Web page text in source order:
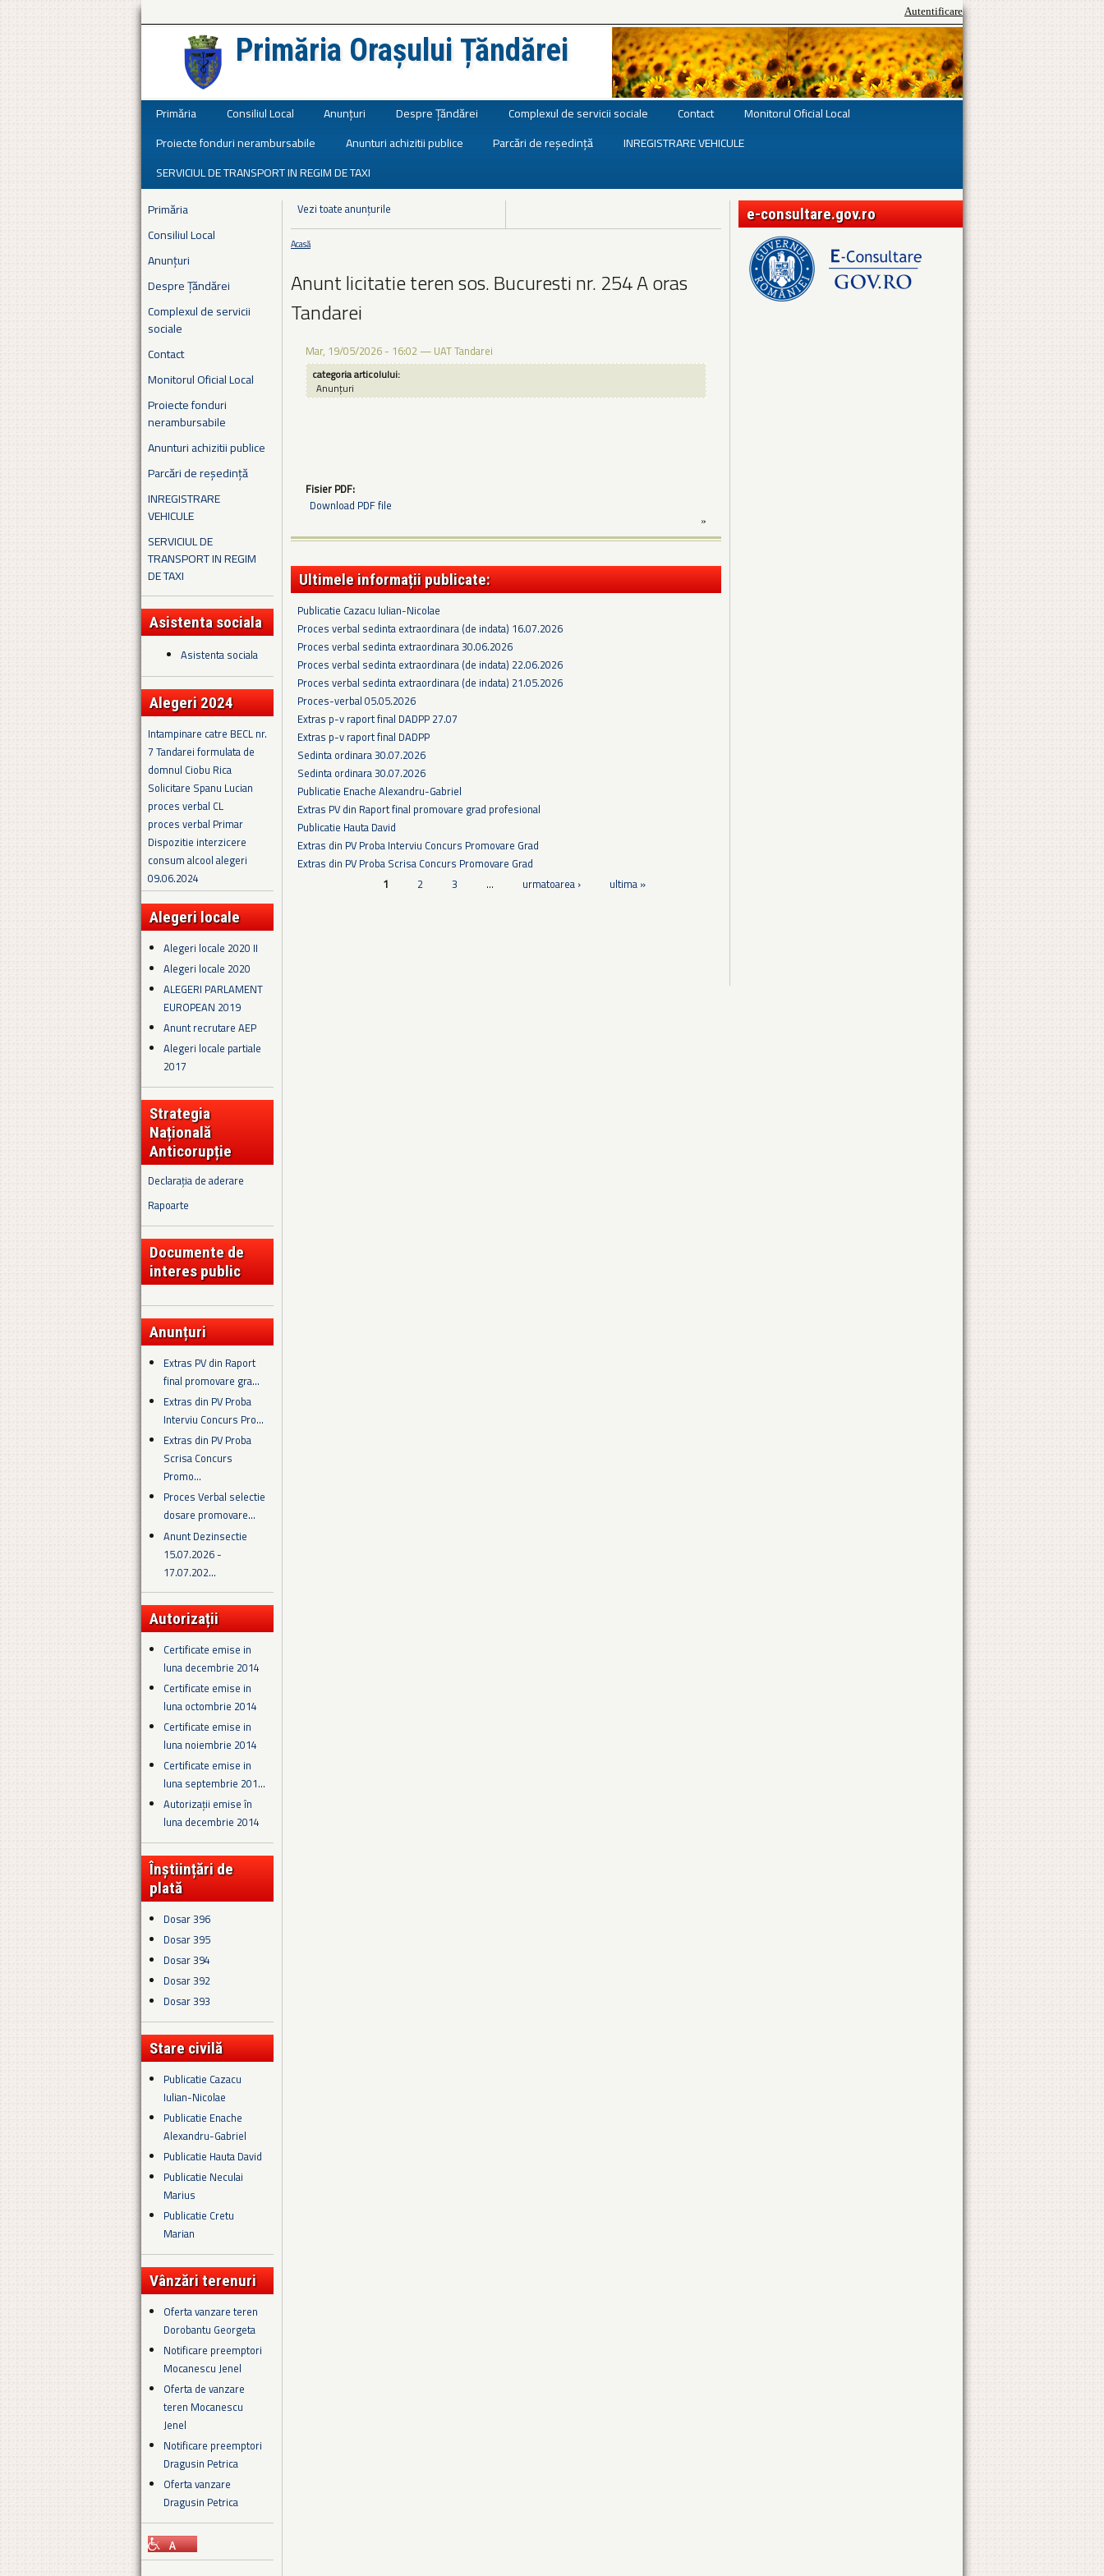
Autentificare
Primăria Orașului Țăndărei
Primăria Consiliul Local Anunțuri Despre Țăndărei Complexul de servicii sociale Contact
Monitorul Oficial Local
Proiecte fonduri nerambursabile
Anunturi achizitii publice Parcări de reședință
INREGISTRARE VEHICULE
SERVICIUL DE TRANSPORT IN REGIM DE TAXI
Primăria
Consiliul Local
Anunțuri
Despre Țăndărei
Complexul de servicii
sociale
Contact
Monitorul Oficial Local
Proiecte fonduri
nerambursabile
Anunturi achizitii publice
Parcări de reședință
INREGISTRARE
VEHICULE
SERVICIUL DE
TRANSPORT IN REGIM
DE TAXI
Asistenta sociala
Asistenta sociala
Alegeri 2024
Intampinare catre BECL nr.
7 Tandarei formulata de
domnul Ciobu Rica
Solicitare Spanu Lucian
proces verbal CL
proces verbal Primar
Dispozitie interzicere
consum alcool alegeri
09.06.2024
Alegeri locale
Alegeri locale 2020 II
Alegeri locale 2020
ALEGERI PARLAMENT
EUROPEAN 2019
Anunt recrutare AEP
Alegeri locale partiale
2017
Strategia
Națională
Anticorupție
Declarația de aderare
Rapoarte
Documente de
interes public
Anunțuri
Extras PV din Raport
final promovare gra...
Extras din PV Proba
Interviu Concurs Pro...
Extras din PV Proba
Scrisa Concurs
Promo...
Proces Verbal selectie
dosare promovare...
Anunt Dezinsectie
15.07.2026 -
17.07.202...
Autorizații
Certificate emise in
luna decembrie 2014
Certificate emise in
luna octombrie 2014
Certificate emise in
luna noiembrie 2014
Certificate emise in
luna septembrie 201...
Autorizații emise în
luna decembrie 2014
Înștiințări de
plată
Dosar 396
Dosar 395
Dosar 394
Dosar 392
Dosar 393
Stare civilă
Publicatie Cazacu
Iulian-Nicolae
Publicatie Enache
Alexandru-Gabriel
Publicatie Hauta David
Publicatie Neculai
Marius
Publicatie Cretu
Marian
Vânzări terenuri
Oferta vanzare teren
Dorobantu Georgeta
Notificare preemptori
Mocanescu Jenel
Oferta de vanzare
teren Mocanescu
Jenel
Notificare preemptori
Dragusin Petrica
Oferta vanzare
Dragusin Petrica
Vezi toate anunțurile
Eşti aici
Acasă
Anunt licitatie teren sos. Bucuresti nr. 254 A oras
Tandarei
Mar, 19/05/2026 - 16:02 — UAT Tandarei
categoria articolului:
Anunțuri
Fisier PDF:
Download PDF file
»
Ultimele informații publicate:
Publicatie Cazacu Iulian-Nicolae
Proces verbal sedinta extraordinara (de indata) 16.07.2026
Proces verbal sedinta extraordinara 30.06.2026
Proces verbal sedinta extraordinara (de indata) 22.06.2026
Proces verbal sedinta extraordinara (de indata) 21.05.2026
Proces-verbal 05.05.2026
Extras p-v raport final DADPP 27.07
Extras p-v raport final DADPP
Sedinta ordinara 30.07.2026
Sedinta ordinara 30.07.2026
Publicatie Enache Alexandru-Gabriel
Extras PV din Raport final promovare grad profesional
Publicatie Hauta David
Extras din PV Proba Interviu Concurs Promovare Grad
Extras din PV Proba Scrisa Concurs Promovare Grad
1 2 3 … urmatoarea › ultima »
e-consultare.gov.ro